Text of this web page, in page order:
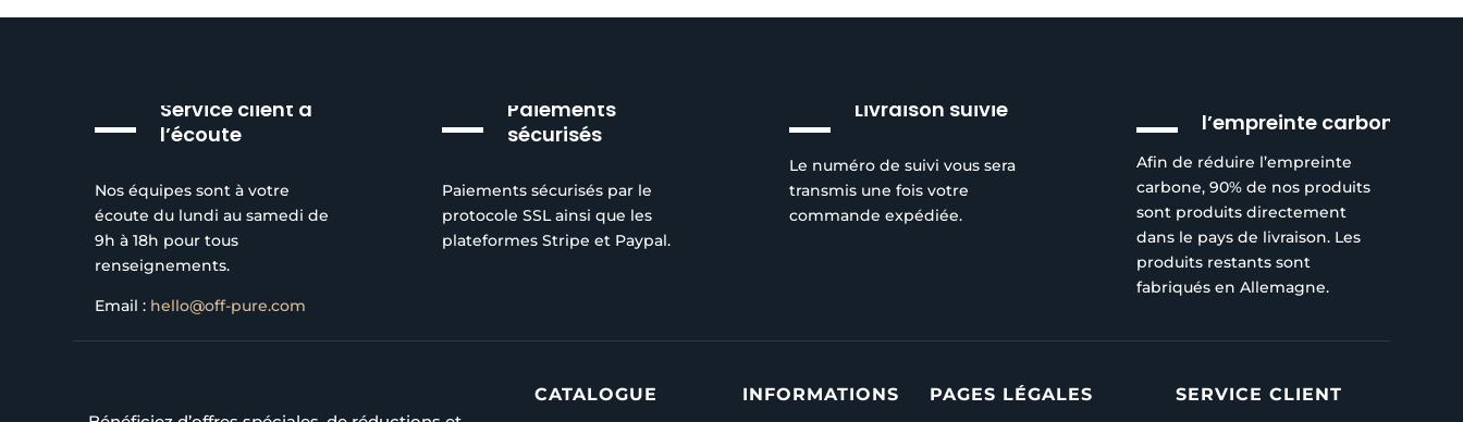
Service client à
l’écoute
Nos équipes sont à votre
écoute du lundi au samedi de
9h à 18h pour tous
renseignements.
Email : hello@off-pure.com
Paiements
sécurisés
Paiements sécurisés par le
protocole SSL ainsi que les
plateformes Stripe et Paypal.
Livraison suivie
Le numéro de suivi vous sera
transmis une fois votre
commande expédiée.
l’empreinte carbone
Afin de réduire l’empreinte
carbone, 90% de nos produits
sont produits directement
dans le pays de livraison. Les
produits restants sont
fabriqués en Allemagne.
CATALOGUE INFORMATIONS PAGES LÉGALES SERVICE CLIENT